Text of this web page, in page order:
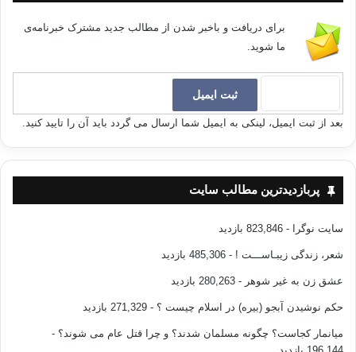
برای دریافت و باخبر شدن از مطالب جدید مشترک خبرنامه‌ی
ما شوید.
بعد از ثبت ایمیل، لینکی به ایمیل شما ارسال می گردد باید آن را تایید کنید.
پربازدیدترین مطالب سایت
سایت نوگرا - 823,846 بازدید
شعر، زندگی زیبـاســـت ! - 485,306 بازدید
عشق زن به غیر شوهر - 280,263 بازدید
حکم نوشیدن آبجو (بیره) در اسلام چیست ؟ - 271,329 بازدید
میانمار کجاست؟ چگونه مسلمان شدند؟ و چرا قتل عام می شوند؟ -